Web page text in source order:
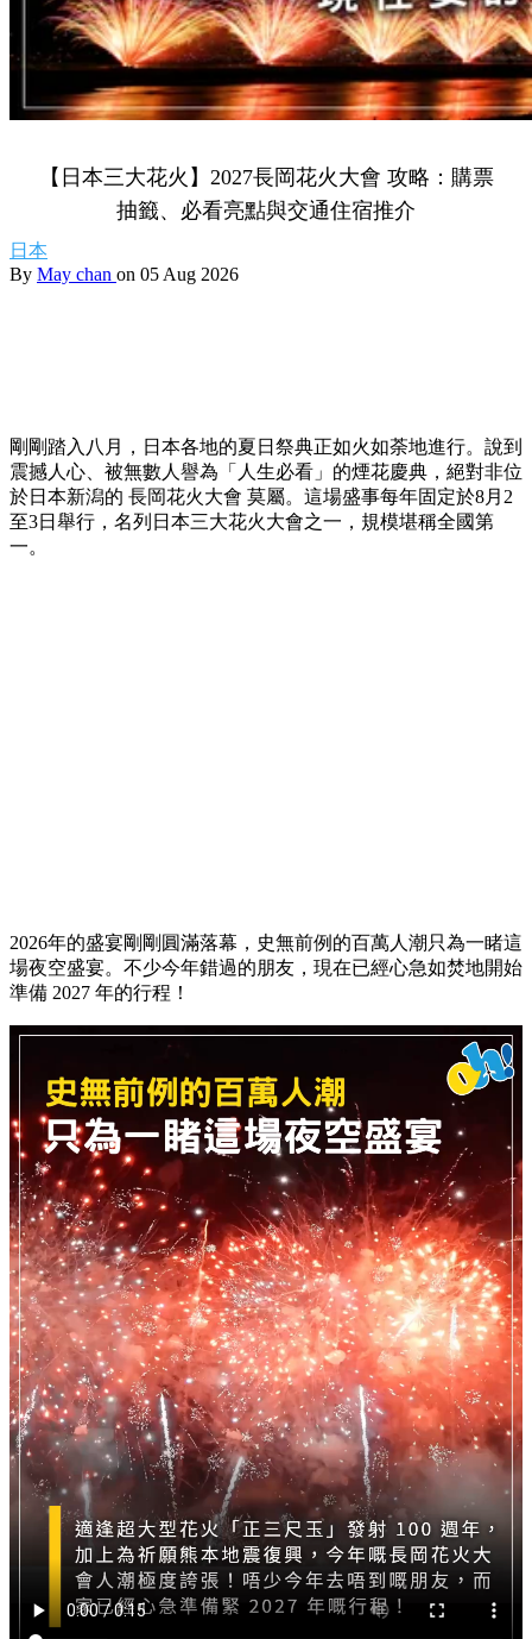
【日本三大花火】2027長岡花火大會 攻略：購票
抽籤、必看亮點與交通住宿推介
日本
By May chan on 05 Aug 2026
剛剛踏入八月，日本各地的夏日祭典正如火如荼地進行。說到
震撼人心、被無數人譽為「人生必看」的煙花慶典，絕對非位
於日本新潟的 長岡花火大會 莫屬。這場盛事每年固定於8月2
至3日舉行，名列日本三大花火大會之一，規模堪稱全國第
一。
2026年的盛宴剛剛圓滿落幕，史無前例的百萬人潮只為一睹這
場夜空盛宴。不少今年錯過的朋友，現在已經心急如焚地開始
準備 2027 年的行程！